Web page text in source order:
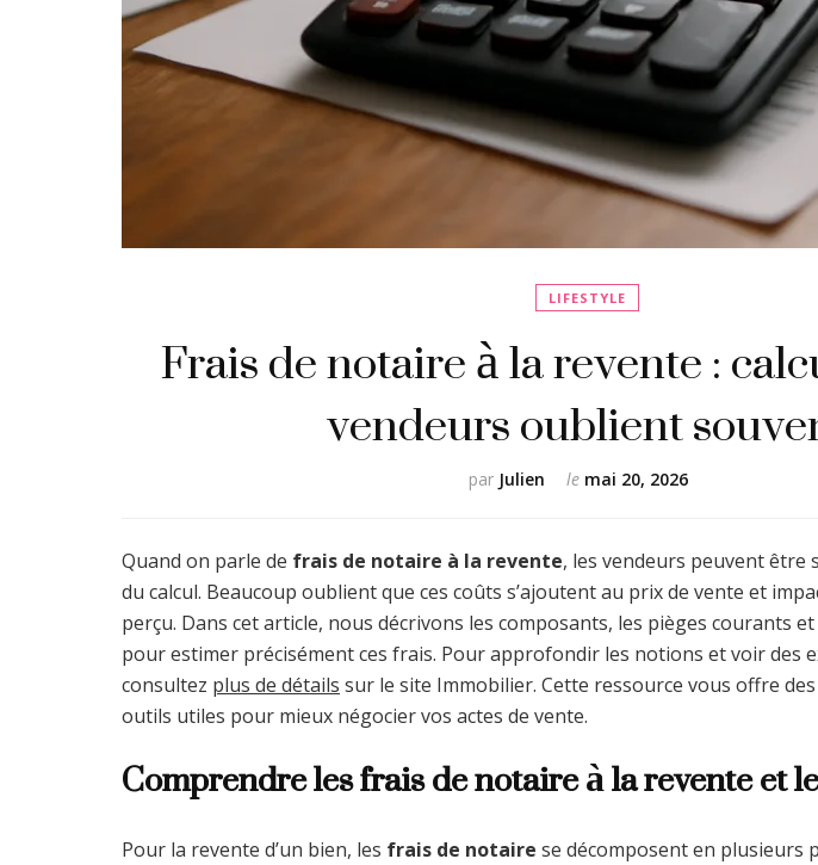
LIFESTYLE
Frais de notaire à la revente :
vendeurs oublient
par Julien le mai 20, 2026
Quand on parle de frais de notaire à la revente, les vendeurs peuvent être
du calcul. Beaucoup oublient que ces coûts s’ajoutent au prix de vente et
perçu. Dans cet article, nous décrivons les composants, les pièges courants
pour estimer précisément ces frais. Pour approfondir les notions et voir des
consultez plus de détails sur le site Immobilier. Cette ressource vous offre des
outils utiles pour mieux négocier vos actes de vente.
Comprendre les frais de notaire à la revente et
Pour la revente d’un bien, les frais de notaire se décomposent en plusieurs